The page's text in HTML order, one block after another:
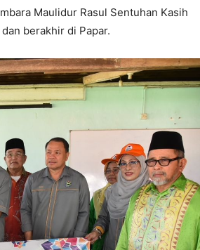
Maulidur Rasul Sentuhan Kasih
berakhir di Papar.